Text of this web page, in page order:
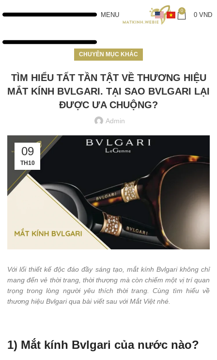
MENU
0
0 VND
CHUYÊN MỤC KHÁC
TÌM HIỂU TẤT TẦN TẬT VỀ THƯƠNG HIỆU
MẮT KÍNH BVLGARI. TẠI SAO BVLGARI LẠI
ĐƯỢC ƯA CHUỘNG?
Admin
09
TH10
Với lối thiết kế độc đáo đầy sáng tạo, mắt kính Bvlgari không chỉ
mang đến vẻ thời trang, thời thượng mà còn chiếm một vị trí quan
trọng trong lòng người yêu thích thời trang. Cùng tìm hiểu về
thương hiệu Bvlgari qua bài viết sau với Mắt Việt nhé.
1) Mắt kính Bvlgari của nước nào?